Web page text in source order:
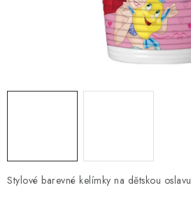
DORTOVÉ SVÍČKY A OZDOBY
LAMPIONY
Stylové barevné kelímky na dětskou oslavu